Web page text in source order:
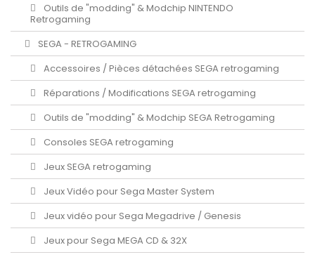
Outils de "modding" & Modchip NINTENDO
Retrogaming
SEGA - RETROGAMING
Accessoires / Pièces détachées SEGA retrogaming
Réparations / Modifications SEGA retrogaming
Outils de "modding" & Modchip SEGA Retrogaming
Consoles SEGA retrogaming
Jeux SEGA retrogaming
Jeux Vidéo pour Sega Master System
Jeux vidéo pour Sega Megadrive / Genesis
Jeux pour Sega MEGA CD & 32X